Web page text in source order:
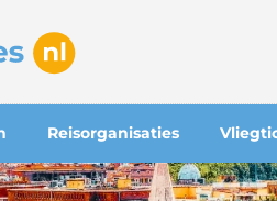
Reisorganisaties